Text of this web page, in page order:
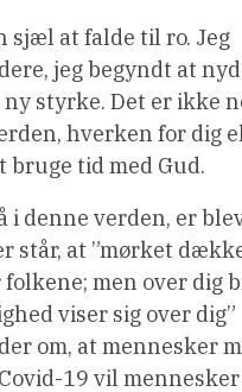
sjæl at falde til ro. Jeg
jeg begyndt at
styrke. Det er ikke
hverken for dig
bruge tid med Gud.
i denne verden, er
står, at ”mørket
men over dig
viser sig over dig”
om, at mennesker
19 vil